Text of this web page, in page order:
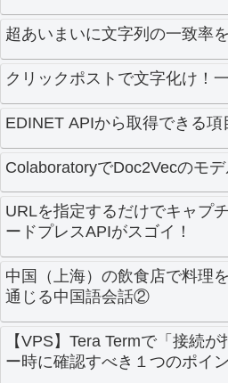
超あいまいに文字列の一致率
クリックポストで文字化け！
EDINET APIから取得できる項
ColaboratoryでDoc2Vecのモデ
URLを指定するだけでキャプ
ードプレスAPIがスゴイ！
中国（上海）の飲食店で料理
通じる中国語会話②
【VPS】Tera Termで「接続
ー時に確認すべき１つのポイ